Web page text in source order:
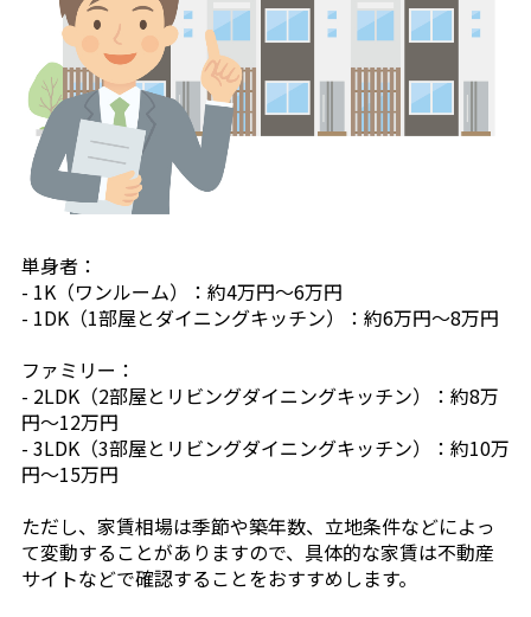
単身者：
- 1K（ワンルーム）：約4万円〜6万円
- 1DK（1部屋とダイニングキッチン）：約6万円〜8万円
ファミリー：
- 2LDK（2部屋とリビングダイニングキッチン）：約8万
円〜12万円
- 3LDK（3部屋とリビングダイニングキッチン）：約10万
円〜15万円
ただし、家賃相場は季節や築年数、立地条件などによっ
て変動することがありますので、具体的な家賃は不動産
サイトなどで確認することをおすすめします。